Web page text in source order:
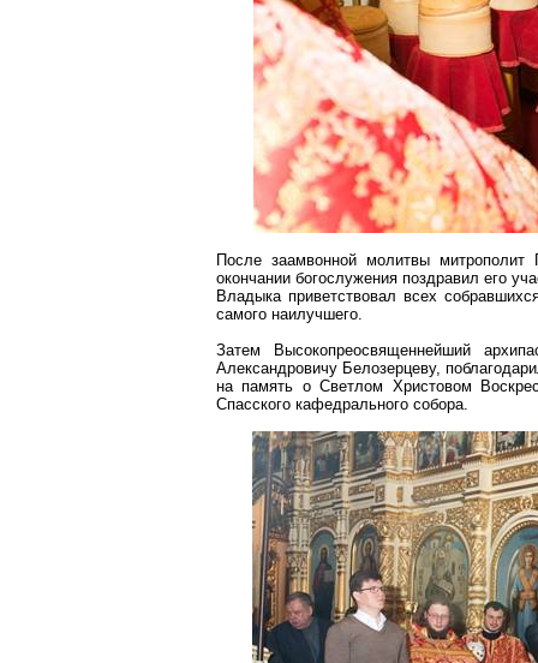
После заамвонноймолитвы митрополит
окончании богослужения поздравил его
Владыка приветствовал всех
самого наилучшего.
Затем Высокопреосвященнейший
Александровичу Белозерцеву,
на память о Светлом Христовом
Спасского кафедрального собора.